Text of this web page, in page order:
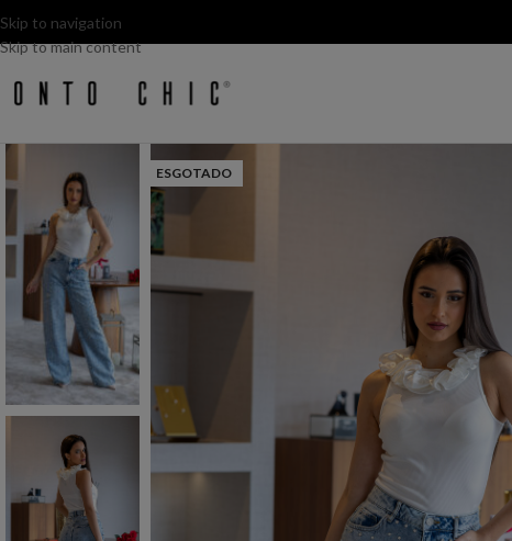
Skip to navigation
Skip to main content
ESGOTADO